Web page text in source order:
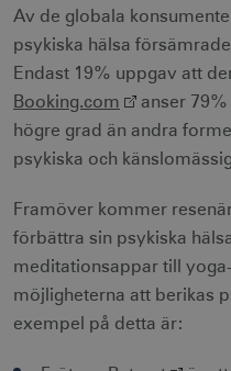
Av de globala
psykiska hälsa
Endast 19% uppgav att
Booking.com
anser
högre grad än andra
psykiska och
Framöver kommer
förbättra sin psykiska
meditationsappar till
möjligheterna att berikas
exempel på detta är: